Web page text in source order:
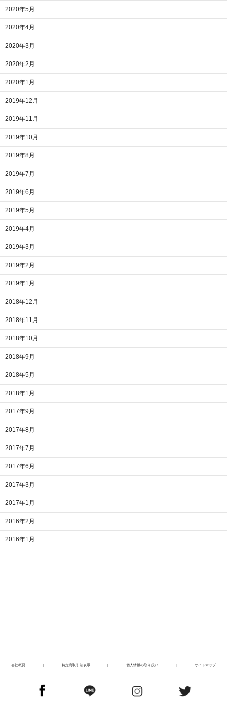
2020年5月
2020年4月
2020年3月
2020年2月
2020年1月
2019年12月
2019年11月
2019年10月
2019年8月
2019年7月
2019年6月
2019年5月
2019年4月
2019年3月
2019年2月
2019年1月
2018年12月
2018年11月
2018年10月
2018年9月
2018年5月
2018年1月
2017年9月
2017年8月
2017年7月
2017年6月
2017年3月
2017年1月
2016年2月
2016年1月
会社概要 特定商取引法表示 個人情報の取り扱い サイトマップ